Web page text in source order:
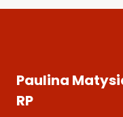
Paulina
RP